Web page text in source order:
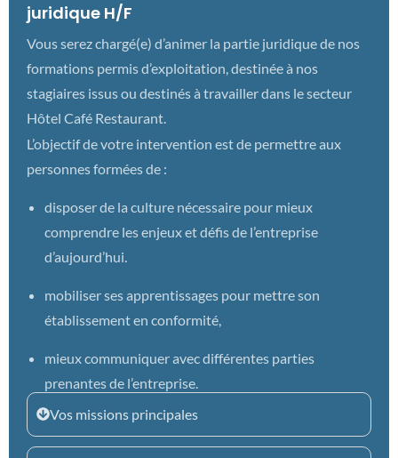
juridique H/F
Vous serez chargé(e) d’animer la partie juridique de nos
formations permis d’exploitation, destinée à nos
stagiaires issus ou destinés à travailler dans le secteur
Hôtel Café Restaurant.
L’objectif de votre intervention est de permettre aux
personnes formées de :
disposer de la culture nécessaire pour mieux
comprendre les enjeux et défis de l’entreprise
d’aujourd’hui.
mobiliser ses apprentissages pour mettre son
établissement en conformité,
mieux communiquer avec différentes parties
prenantes de l’entreprise.
Vos missions principales